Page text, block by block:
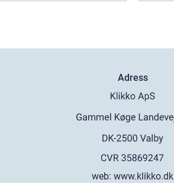
Adress
web: www.klikko.dk